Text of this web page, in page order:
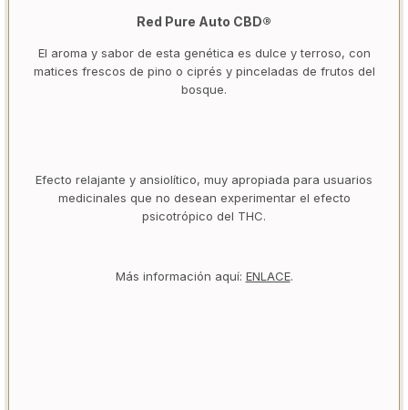
Red Pure Auto CBD®
El aroma y sabor de esta genética es dulce y terroso, con
matices frescos de pino o ciprés y pinceladas de frutos del
bosque.
Efecto relajante y ansiolítico, muy apropiada para usuarios
medicinales que no desean experimentar el efecto
psicotrópico del THC.
Más información aquí: ENLACE.